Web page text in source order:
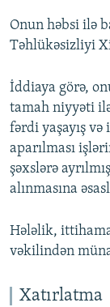
Onun həbsi ilə
Təhlükəsizliyi
İddiaya görə,
tamah niyyəti
fərdi yaşayış
aparılması
şəxslərə
alınmasına
Hələlik,
vəkilindən
Xatırlatma